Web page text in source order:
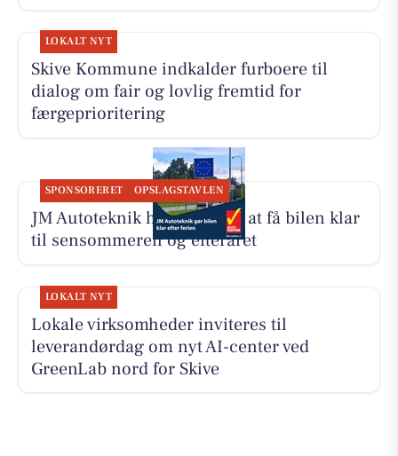
LOKALT NYT
Skive Kommune indkalder furboere til
dialog om fair og lovlig fremtid for
færgeprioritering
SPONSORERET OPSLAGSTAVLEN
JM Autoteknik hjælper med at få bilen klar
til sensommeren og efteråret
LOKALT NYT
Lokale virksomheder inviteres til
leverandørdag om nyt AI-center ved
GreenLab nord for Skive